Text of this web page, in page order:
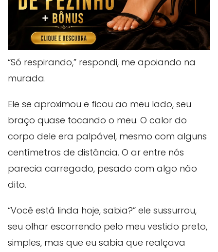
“Só respirando,” respondi, me apoiando na
murada.
Ele se aproximou e ficou ao meu lado, seu
braço quase tocando o meu. O calor do
corpo dele era palpável, mesmo com alguns
centímetros de distância. O ar entre nós
parecia carregado, pesado com algo não
dito.
“Você está linda hoje, sabia?” ele sussurrou,
seu olhar escorrendo pelo meu vestido preto,
simples, mas que eu sabia que realçava